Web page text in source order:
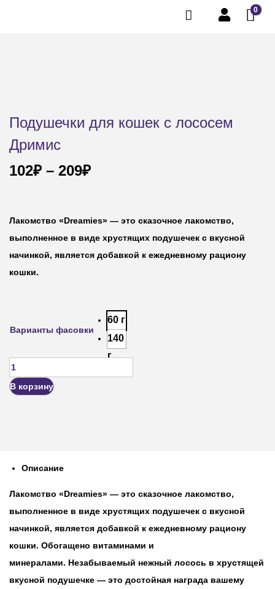
0
Подушечки для кошек с лососем
Дримис
102₽ – 209₽
Лакомство «Dreamies» — это сказочное лакомство,
выполненное в виде хрустящих подушечек с вкусной
начинкой, является добавкой к ежедневному рациону
кошки.
Варианты фасовки
60 г
140
г
В корзину
Описание
Лакомство «Dreamies» — это сказочное лакомство,
выполненное в виде хрустящих подушечек с вкусной
начинкой, является добавкой к ежедневному рациону
кошки. Обогащено витаминами и
минералами. Незабываемый нежный лосось в хрустящей
вкусной подушечке — это достойная награда вашему